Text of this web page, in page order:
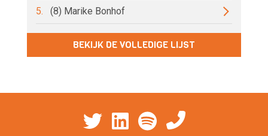
5. (8) Marike Bonhof
BEKIJK DE VOLLEDIGE LIJST